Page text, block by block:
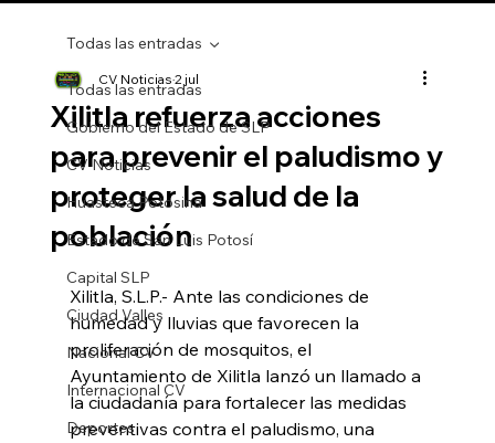
Todas las entradas
Gobierno del Estado de SLP
CV Noticias
Huasteca Potosina
Estado de San Luis Potosí
Capital SLP
Ciudad Valles
Nacional CV
Internacional CV
Deportes
Todas las entradas
Xilitla refuerza acciones
para prevenir el paludismo y
proteger la salud de la
población
CV Noticias2 jul
Xilitla, S.L.P.- Ante las condiciones de
humedad y lluvias que favorecen la
proliferación de mosquitos, el
Ayuntamiento de Xilitla lanzó un llamado a
la ciudadanía para fortalecer las medidas
preventivas contra el paludismo, una